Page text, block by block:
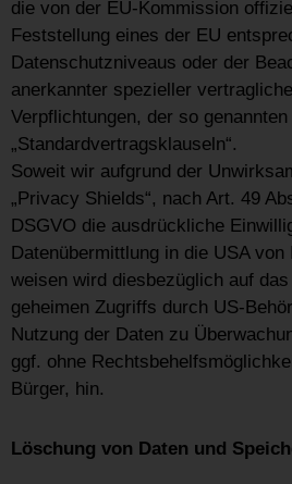
die von der EU-Kommission
Feststellung eines der EU
Datenschutzniveaus oder der
anerkannter spezieller
Verpflichtungen, der so genannten
„Standardvertragsklauseln“.
Soweit wir aufgrund der
„Privacy Shields“, nach Art. 49
DSGVO die ausdrückliche
Datenübermittlung in die USA von
weisen wird diesbezüglich auf
geheimen Zugriffs durch US-
Nutzung der Daten zu
ggf. ohne
Bürger, hin.
Löschung von Daten und